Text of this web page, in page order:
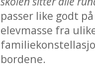
passer like godt
elevmasse fra
bordene.